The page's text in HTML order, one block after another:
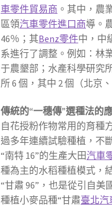
車零件貿易商 。其中，農
區領汽車零件進口商導。
46％；其Benz零件中，中
系進行了調整。例如：林
于農墾部；水產科學研究
所 6 個，其中 2 個（北京
傳統的“一穗傳”選種法的
自花授粉作物常用的育種
過多年連續試驗種植，不
“南特 16”的生產大田汽車
種為主的水稻種植模式，
“甘肅 96”，也是從引自
種植小麥品種“甘肅臺北汽